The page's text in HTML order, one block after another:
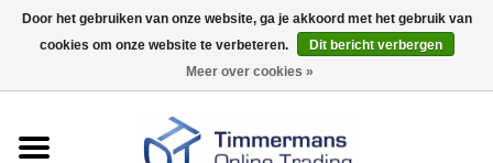
0 Artikelen - €0,00
Door het gebruiken van onze website, ga je akkoord met het gebruik van
cookies om onze website te verbeteren.
Dit bericht verbergen
Meer over cookies »